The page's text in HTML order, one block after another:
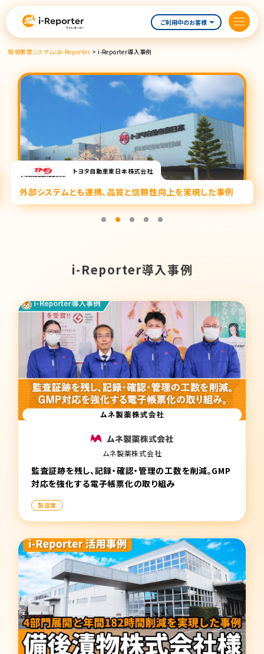
容
ご利用中のお客様
現場帳票システムはi-Reporter >i-Reporter導入事例
トヨタ自動車東日本株式会社
外部システムとも連携、品質と信頼性向上を実現した事例
i-Reporter導入事例
ムネ製薬株式会社
監査証跡を残し、記録・確認・管理の工数を削減。GMP
対応を強化する電子帳票化の取り組み
製造業